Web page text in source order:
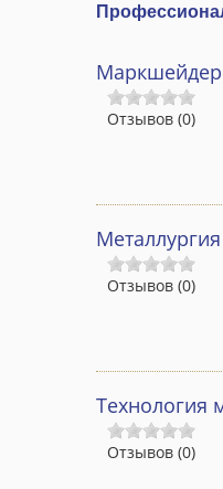
Отзывов (0)
Отзывов (0)
Технология
Отзывов (0)